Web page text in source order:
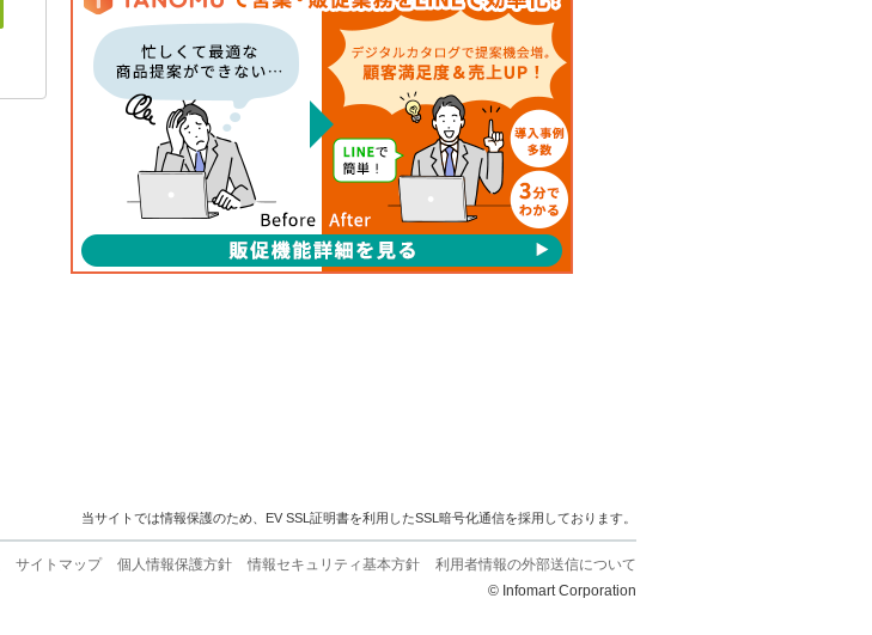
当サイトでは情報保護のため、EV SSL証明書を利用したSSL暗号化通信を採用しております。
サイトマップ 個人情報保護方針 情報セキュリティ基本方針
利用者情報の外部送信について
© Infomart Corporation